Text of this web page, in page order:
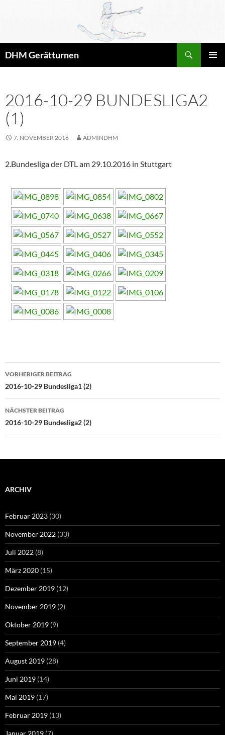
DHM Gerätturnen
2016-10-29 BUNDESLIGA2
(1)
7. NOVEMBER 2016 ADMINDHM
2.Bundesliga der DTL am 29.10.2016 in Stuttgart
Beitragsnavigation
VORHERIGER BEITRAG
2016-10-29 Bundesliga1 (2)
NÄCHSTER BEITRAG
2016-10-29 Bundesliga2 (2)
ARCHIV
Februar 2023 (30)
November 2022 (33)
Juli 2022 (8)
März 2020 (15)
Dezember 2019 (12)
November 2019 (2)
Oktober 2019 (9)
September 2019 (4)
August 2019 (28)
Juni 2019 (14)
Mai 2019 (17)
Februar 2019 (13)